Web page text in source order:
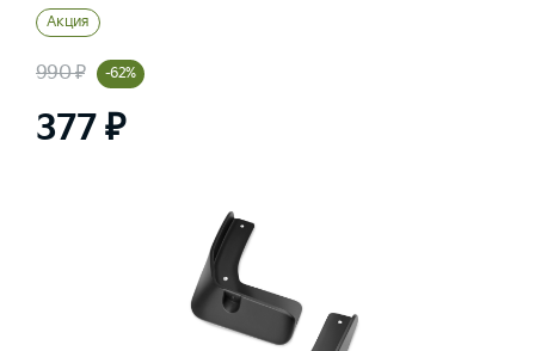
Акция
990 ₽ -62%
377 ₽